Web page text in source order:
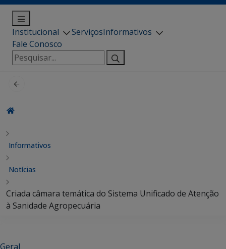
Institucional ServiçosInformativos
Fale Conosco
Pesquisar
por:
Informativos
Notícias
Criada câmara temática do Sistema Unificado de Atenção
à Sanidade Agropecuária
Geral